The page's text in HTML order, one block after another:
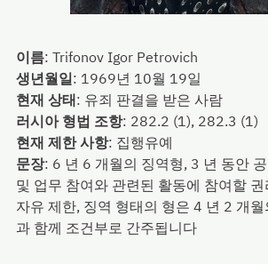
이름: Trifonov Igor Petrovich
생년월일: 1969년 10월 19일
현재 상태: 유죄 판결을 받은 사람
러시아 형법 조항: 282.2 (1), 282.3 (1)
현재 제한 사항: 집행유예
문장: 6 년 6 개월의 징역형, 3 년 동안
및 업무 참여와 관련된 활동에 참여할
자유 제한, 징역 형태의 형은 4 년 2 개
과 함께 조건부로 간주됩니다